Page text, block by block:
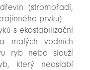
(stromořadí,
prvku)
s ekostabilizační
malých vodních
ryb nebo slouží
který neoslabí